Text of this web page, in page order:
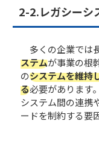
2-2.​​レガシーシ
多くの企業では
ステムが事業の根
のシステムを維持
る必要があります。
システム間の連携
ードを制約する要